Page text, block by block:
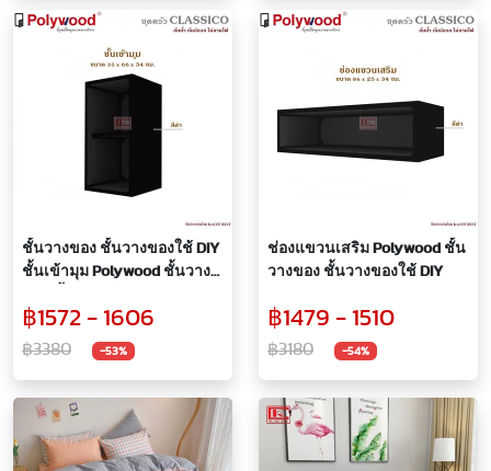
ชั้นวางของ ชั้นวางของใช้ DIY
ชั้นเข้ามุม Polywood ชั้นวาง
฿1572 - 1606
฿3380 -53%
ช่องแขวนเสริม Polywood ชั้น
วางของ ชั้นวางของใช้ DIY
฿1479 - 1510
฿3180 -54%